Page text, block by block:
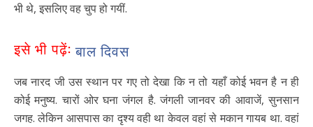
भी थे, इसलिए वह चुप हो गयीं.
इसे भी पढ़ें:बाल दिवस
जब नारद जी उस स्थान पर गए तो देखा कि न तो यहाँ कोई भवन है न ही
कोई मनुष्य. चारों ओर घना जंगल है. जंगली जानवर की आवाजें, सुनसान
जगह. लेकिन आसपास का दृश्य वही था केवल वहां से मकान गायब था. वहां